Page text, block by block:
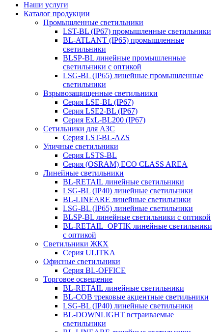
Наши услуги
Каталог продукции
Промышленные светильники
LST-BL (IP67) промышленные светильники
BL-ATLANT (IP65) промышленные
светильники
BLSP-BL линейные промышленные
светильники с оптикой
LSG-BL (IP65) линейные промышленные
светильники
Взрывозащищенные светильники
Серия LSE-BL (IP67)
Серия LSE2-BL (IP67)
Серия ExL-BL200 (IP67)
Сетильники для АЗС
Серия LST-BL-AZS
Уличные светильники
Серия LSTS-BL
Серия (ОSRAM) ECO CLASS AREA
Линейные светильники
BL-RETAIL линейные светильники
LSG-BL (IP40) линейные светильники
BL-LINEARE линейные светильники
LSG-BL (IP65) линейные светильники
BLSP-BL линейные светильники с оптикой
BL-RETAIL_OPTIK линейные светильники
с оптикой
Светильники ЖКХ
Серия ULITKA
Офисные светильники
Серия BL-OFFICE
Торговое освещение
BL-RETAIL линейные светильники
BL-COB трековые акцентные светильники
LSG-BL (IP40) линейные светильники
BL-DOWNLIGHT встраиваемые
светильники